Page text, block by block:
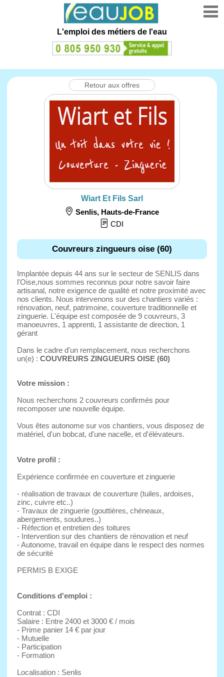
L'emploi des métiers de l'eau
Retour aux offres
Wiart Et Fils Sarl
Senlis, Hauts-de-France
CDI
Couvreurs zingueurs oise (60)
Implantée depuis 44 ans sur le secteur de SENLIS dans
l'Oise,nous sommes reconnus pour notre savoir faire
artisanal, notre exigence de qualité et notre proximité avec
nos clients. Nous intervenons sur des chantiers variés :
rénovation, neuf, patrimoine, couverture traditionnelle et
zinguerie. L'équipe est composée de 9 couvreurs, 3
manoeuvres, 1 apprenti, 1 assistante de direction, 1
gérant
Dans le cadre d'un remplacement, nous recherchons
un(e) : COUVREURS ZINGUEURS OISE (60)
Votre mission :
Nous recherchons 2 couvreurs confirmés pour
recomposer une nouvelle équipe.
Vous êtes autonome sur vos chantiers, vous disposez de
matériel, d'un bobcat, d'une nacelle, et d'élévateurs.
Votre profil :
Expérience confirmée en couverture et zinguerie
- réalisation de travaux de couverture (tuiles, ardoises,
zinc, cuivre etc..)
- Travaux de zinguerie (gouttières, chéneaux,
abergements, soudures..)
- Réfection et entretien des toitures
- Intervention sur des chantiers de rénovation et neuf
- Autonome, travail en équipe dans le respect des normes
de sécurité
PERMIS B EXIGE
Conditions d'emploi :
Contrat : CDI
Salaire : Entre 2400 et 3000 € / mois
- Prime panier 14 € par jour
- Mutuelle
- Participation
- Formation
Localisation : Senlis